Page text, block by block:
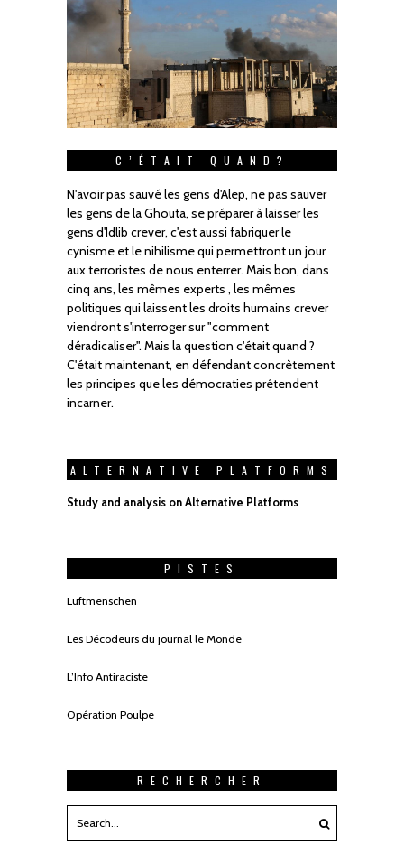
C’ÉTAIT QUAND?
N'avoir pas sauvé les gens d'Alep, ne pas sauver
les gens de la Ghouta, se préparer à laisser les
gens d'Idlib crever, c'est aussi fabriquer le
cynisme et le nihilisme qui permettront un jour
aux terroristes de nous enterrer. Mais bon, dans
cinq ans, les mêmes experts , les mêmes
politiques qui laissent les droits humains crever
viendront s'interroger sur "comment
déradicaliser". Mais la question c'était quand ?
C'était maintenant, en défendant concrètement
les principes que les démocraties prétendent
incarner.
ALTERNATIVE PLATFORMS
Study and analysis on Alternative Platforms
PISTES
Luftmenschen
Les Décodeurs du journal le Monde
L’Info Antiraciste
Opération Poulpe
RECHERCHER